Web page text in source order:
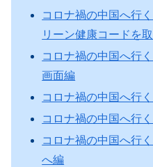
コロナ禍の中国へ行
リーン健康コードを
コロナ禍の中国へ行
画面編
コロナ禍の中国へ行
コロナ禍の中国へ行
コロナ禍の中国へ行
へ編